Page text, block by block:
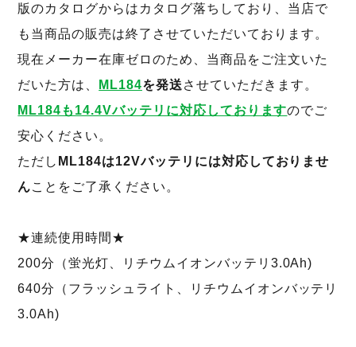
版のカタログからはカタログ落ちしており、当店で
も当商品の販売は終了させていただいております。
現在メーカー在庫ゼロのため、当商品をご注文いた
だいた方は、
ML184を発送 させていただきます。
ML184も14.4Vバッテリに対応しておりますのでご
安心ください。
ただし ML184は12Vバッテリには対応しておりませ
んことをご了承ください。
★連続使用時間★
200分（蛍光灯、リチウムイオンバッテリ3.0Ah)
640分（フラッシュライト、リチウムイオンバッテリ
3.0Ah)